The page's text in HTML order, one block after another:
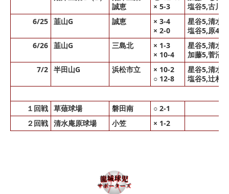
誠恵
× 5-3
塩谷5,古川
6/25 韮山G 誠恵
× 3-4
× 2-0
星谷5,清水
塩谷5,原4→
6/26 韮山G 三島北
× 1-3
× 10-4
星谷5,清水
加藤5,菅沼
7/2 半田山G 浜松市立
× 10-2
○ 12-8
星谷5,清水
塩谷5,辻村
１回戦 草薙球場 磐田南
○ 2-1
２回戦 清水庵原球場 小笠 × 1-2